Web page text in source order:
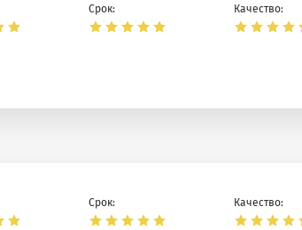
Срок: Качество:
Срок: Качество: